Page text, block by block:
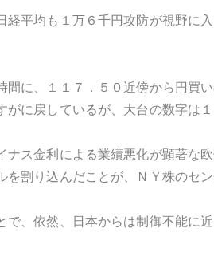
平均も１万６千円攻防が視野に
間に、１１７．５０近傍から円買
に戻しているが、大台の数字は１
ス金利による業績悪化が顕著な
割り込んだことが、ＮＹ株のセ
、依然、日本からは制御不能に近